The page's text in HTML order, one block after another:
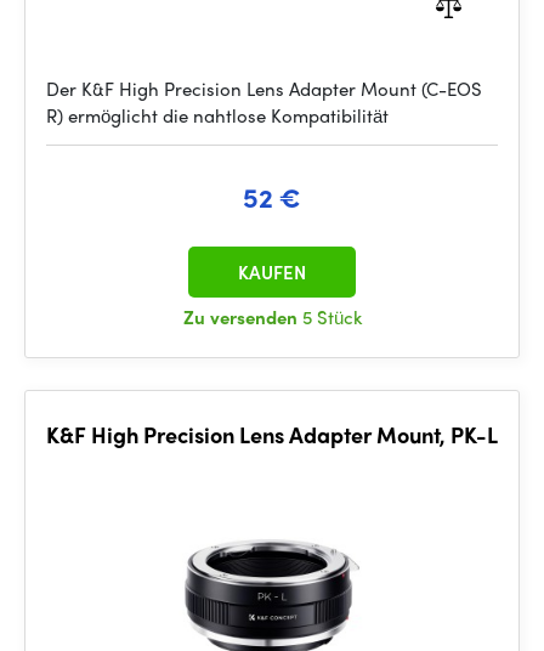
Der K&F High Precision Lens Adapter Mount (C-EOS
R) ermöglicht die nahtlose Kompatibilität
52 €
Zu versenden 5 Stück
KAUFEN
K&F High Precision Lens Adapter Mount, PK-L